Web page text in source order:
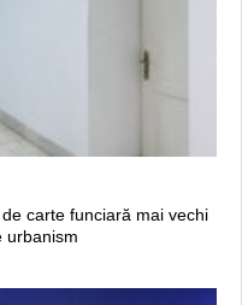
carte funciară mai vechi
urbanism